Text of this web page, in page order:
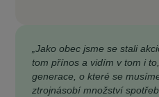
„Jako obec jsme se stali
tom přínos a vidím v tom i
generace, o které se
ztrojnásobí množství